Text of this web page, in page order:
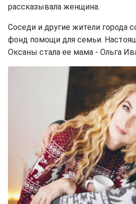
рассказывала женщина.
Соседи и другие жители города
фонд помощи для семьи.
Оксаны стала ее мама - Ольга